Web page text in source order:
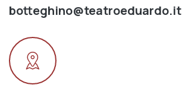
botteghino@teatroeduardo.it